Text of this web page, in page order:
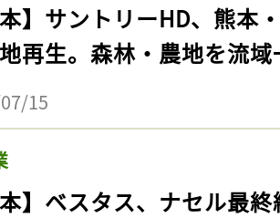
本】サントリーHD、熊本
再生。森林・農地を流
15
本】ベスタス、ナセル最